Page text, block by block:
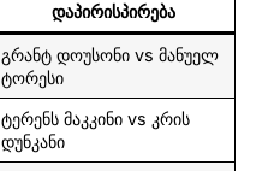
დაპირისპირება
გრანტ დოუსონი vs მანუელ
ტორესი
ტერენს მაკკინი vs კრის
დუნკანი